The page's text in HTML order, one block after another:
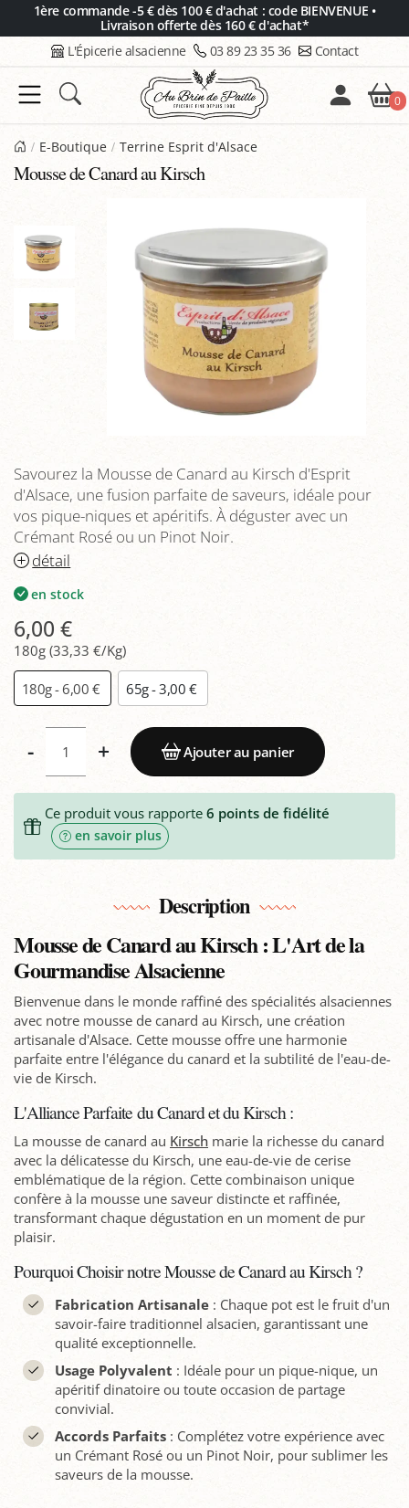
1ère commande -5 € dès 100 € d'achat : code BIENVENUE •
Livraison offerte dès 160 € d'achat*
L'Épicerie alsacienne 03 89 23 35 36 Contact
0
E-Boutique Terrine Esprit d'Alsace
Mousse de Canard au Kirsch
Savourez la Mousse de Canard au Kirsch d'Esprit
d'Alsace, une fusion parfaite de saveurs, idéale pour
vos pique-niques et apéritifs. À déguster avec un
Crémant Rosé ou un Pinot Noir.
détail
en stock
6,00 €
180g (33,33 €/Kg)
180g - 6,00 € 65g - 3,00 €
- + Ajouter au panier
Ce produit vous rapporte 6 points de fidélité
en savoir plus
Description
Mousse de Canard au Kirsch : L'Art de la
Gourmandise Alsacienne
Bienvenue dans le monde raffiné des spécialités alsaciennes
avec notre mousse de canard au Kirsch, une création
artisanale d'Alsace. Cette mousse offre une harmonie
parfaite entre l'élégance du canard et la subtilité de l'eau-de-
vie de Kirsch.
L'Alliance Parfaite du Canard et du Kirsch :
La mousse de canard au Kirsch marie la richesse du canard
avec la délicatesse du Kirsch, une eau-de-vie de cerise
emblématique de la région. Cette combinaison unique
confère à la mousse une saveur distincte et raffinée,
transformant chaque dégustation en un moment de pur
plaisir.
Pourquoi Choisir notre Mousse de Canard au Kirsch ?
Fabrication Artisanale: Chaque pot est le fruit d'un
savoir-faire traditionnel alsacien, garantissant une
qualité exceptionnelle.
Usage Polyvalent : Idéale pour un pique-nique, un
apéritif dinatoire ou toute occasion de partage
convivial.
Accords Parfaits: Complétez votre expérience avec
un Crémant Rosé ou un Pinot Noir, pour sublimer les
saveurs de la mousse.
Panneau de gestion des cookies